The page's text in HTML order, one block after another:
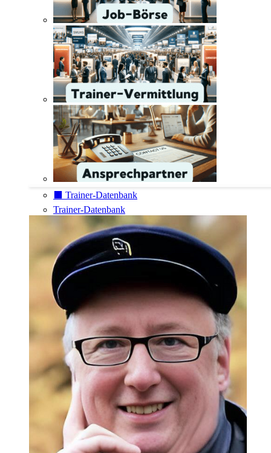
⬛️ Trainer-Datenbank
Trainer-Datenbank